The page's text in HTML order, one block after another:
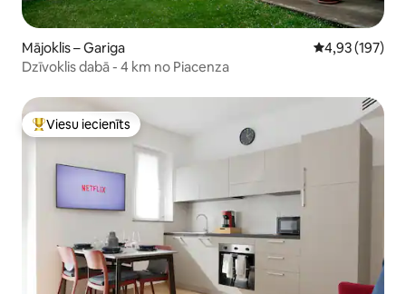
Mājoklis – Gariga Vidējais
4,93 (197)
Dzīvoklis dabā - 4 km no Piacenza
Populārs viesu iecienīts mājoklis
Viesu iecienīts